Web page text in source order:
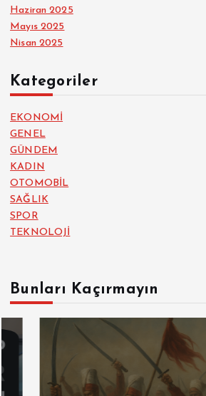
Haziran 2025
Mayıs 2025
Nisan 2025
Kategoriler
EKONOMİ
GENEL
GÜNDEM
KADIN
OTOMOBİL
SAĞLIK
SPOR
TEKNOLOJİ
Bunları Kaçırmayın